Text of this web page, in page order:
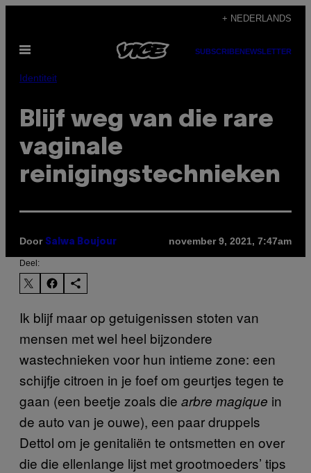
de
inhoud
+ NEDERLANDS
Open
SUBSCRIBENEWSLETTER
Identiteit
Blijf weg van die rare
vaginale
reinigingstechnieken
Door Salwa Boujour november 9, 2021, 7:47am
Deel:
Ik blijf maar op getuigenissen stoten van
mensen met wel heel bijzondere
wastechnieken voor hun intieme zone: een
schijfje citroen in je foef om geurtjes tegen te
gaan (een beetje zoals die arbre magique in
de auto van je ouwe), een paar druppels
Dettol om je genitaliën te ontsmetten en over
die die ellenlange lijst met grootmoeders’ tips